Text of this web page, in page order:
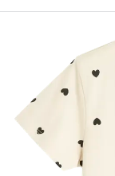
Vaše
Slovenčina
Po zmene